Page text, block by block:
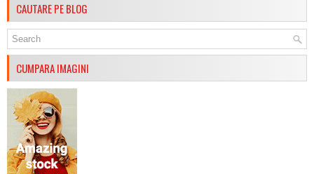
CAUTARE PE BLOG
CUMPARA IMAGINI